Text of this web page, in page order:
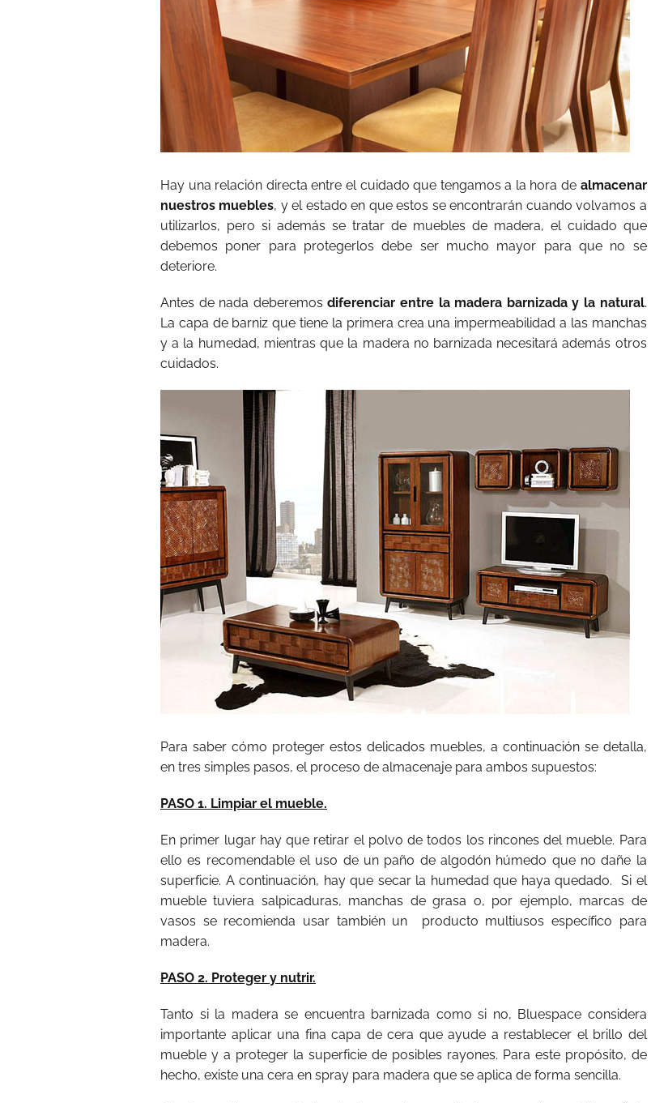
Hay una relación directa entre el cuidado que tengamos a la hora de almacenar
nuestros muebles, y el estado en que estos se encontrarán cuando volvamos a
utilizarlos, pero si además se tratar de muebles de madera, el cuidado que
debemos poner para protegerlos debe ser mucho mayor para que no se
deteriore.
Antes de nada deberemosdiferenciar entre la madera barnizada y la natural.
La capa de barniz que tiene la primera crea una impermeabilidad a las manchas
y a la humedad, mientras que la madera no barnizada necesitará además otros
cuidados.
Para saber cómo proteger estos delicados muebles, a continuación se detalla,
en tres simples pasos, el proceso de almacenaje para ambos supuestos:
PASO 1. Limpiar el mueble.
En primer lugar hay que retirar el polvo de todos los rincones del mueble. Para
ello es recomendable el uso de un paño de algodón húmedo que no dañe la
superficie. A continuación, hay que secar la humedad que haya quedado. Si el
mueble tuviera salpicaduras, manchas de grasa o, por ejemplo, marcas de
vasos se recomienda usar también un producto multiusos específico para
madera.
PASO 2. Proteger y nutrir.
Tanto si la madera se encuentra barnizada como si no, Bluespace considera
importante aplicar una fina capa de cera que ayude a restablecer el brillo del
mueble y a proteger la superficie de posibles rayones. Para este propósito, de
hecho, existe una cera en spray para madera que se aplica de forma sencilla.